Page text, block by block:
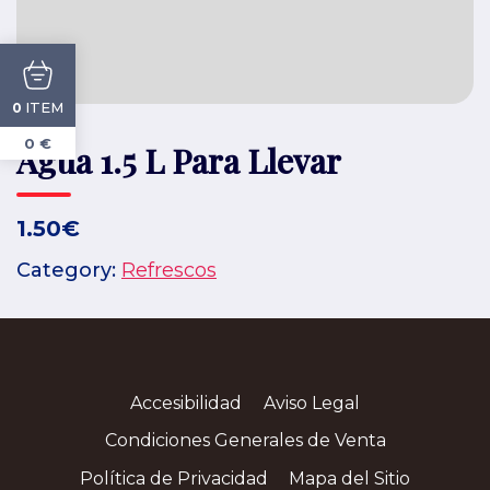
Agua 1.5 L Para Llevar
1.50€
Category: Refrescos
Accesibilidad
Aviso Legal
Condiciones Generales de Venta
Política de Privacidad
Mapa del Sitio
0 ITEM
0 €